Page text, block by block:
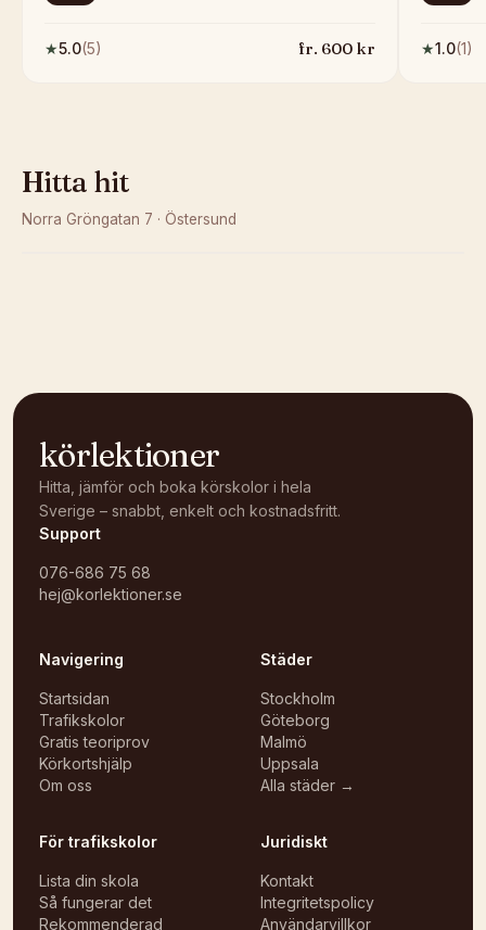
★5.0(5) fr. 600kr ★1.0(1)
Hitta hit
Norra Gröngatan 7 · Östersund
körlektioner
Hitta, jämför och boka körskolor i hela
Sverige – snabbt, enkelt och kostnadsfritt.
Support
076-686 75 68
hej@korlektioner.se
Navigering
Startsidan
Trafikskolor
Gratis teoriprov
Körkortshjälp
Om oss
Städer
Stockholm
Göteborg
Malmö
Uppsala
Alla städer →
För trafikskolor
Lista din skola
Så fungerar det
Rekommenderad
Juridiskt
Kontakt
Integritetspolicy
Användarvillkor